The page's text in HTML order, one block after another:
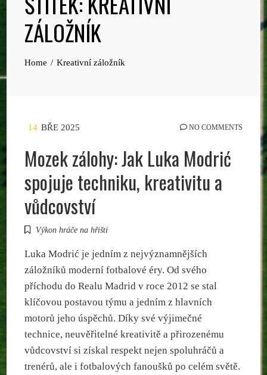
ZÁLOŽNÍK
Home Kreativní záložník
14 BŘE 2025 NO COMMENTS
Mozek zálohy: Jak Luka Modrić
spojuje techniku, kreativitu a
vůdcovství
Výkon hráče na hřišti
Luka Modrić je jedním z nejvýznamnějších
záložníků moderní fotbalové éry. Od svého
příchodu do Realu Madrid v roce 2012 se stal
klíčovou postavou týmu a jedním z hlavních
motorů jeho úspěchů. Díky své výjimečné
technice, neuvěřitelné kreativitě a přirozenému
vůdcovství si získal respekt nejen spoluhráčů a
trenérů, ale i fotbalových fanoušků po celém světě.